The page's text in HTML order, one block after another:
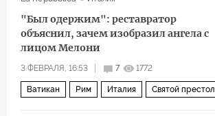
"Был одержим": реставратор
объяснил, зачем изобразил ангела с
лицом Мелони
3 ФЕВРАЛЯ, 16:53 7 1772
Ватикан Рим Италия Святой престол